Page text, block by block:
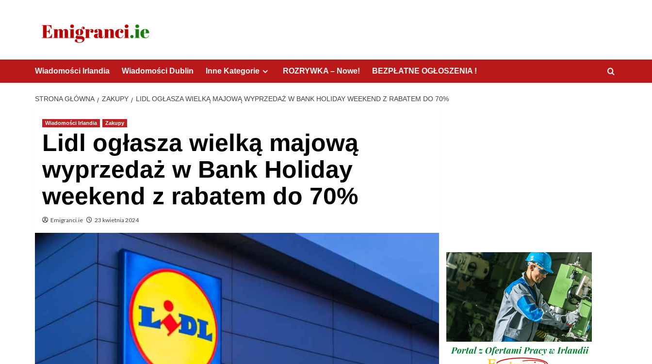
Wiadomości Irlandia Wiadomości Dublin Inne Kategorie ROZRYWKA – Nowe! BEZPŁATNE OGŁOSZENIA !
STRONA GŁÓWNA ZAKUPY LIDL OGŁASZA WIELKĄ MAJOWĄ WYPRZEDAŻ W BANK HOLIDAY WEEKEND Z RABATEM DO 70%
Wiadomości Irlandia Zakupy
Lidl ogłasza wielką majową
wyprzedaż w Bank Holiday
weekend z rabatem do 70%
Emigranci.ie 23 kwietnia 2024